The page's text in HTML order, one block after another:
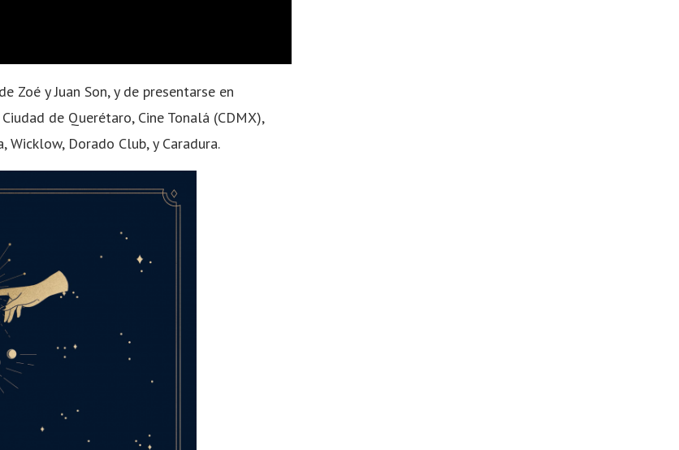
y Juan Son, y de presentarse en
de Querétaro, Cine Tonalá (CDMX),
Dorado Club, y Caradura.